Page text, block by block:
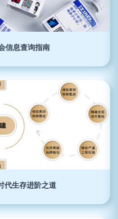
信息查询指南
代生存进阶之道